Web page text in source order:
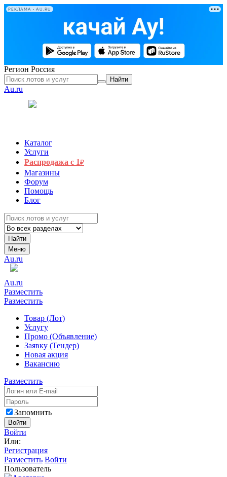
РЕКЛАМА • AU.RU
Регион Россия
Найти
Au.ru
Каталог
Услуги
Распродажа с 1₽
Магазины
Форум
Помощь
Блог
Найти
Меню
Au.ru
Au.ru
Разместить
Разместить
Товар (Лот)
Услугу
Промо (Объявление)
Заявку (Тендер)
Новая акция
Вакансию
Разместить
Запомнить
Войти
Войти
Или:
Регистрация
Разместить Войти
Пользователь